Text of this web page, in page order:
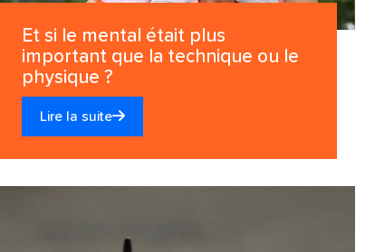
Et si le mental était plus
important que la technique ou le
physique ?
Lire la suite